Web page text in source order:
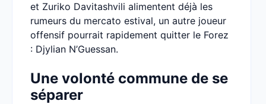
et Zuriko Davitashvili alimentent déjà les
rumeurs du mercato estival, un autre joueur
offensif pourrait rapidement quitter le Forez
: Djylian N’Guessan.
Une volonté commune de se
séparer